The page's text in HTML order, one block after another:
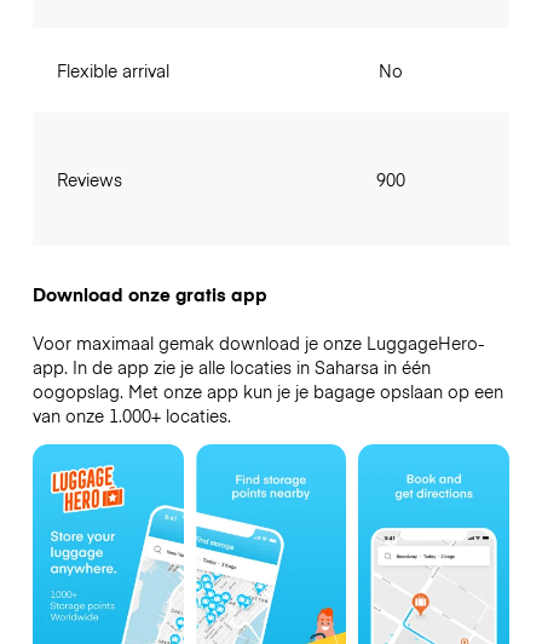
Flexible arrival
Reviews
No
900
Download onze gratis app
Voor maximaal gemak download je onze LuggageHero-
app. In de app zie je alle locaties in Saharsa in één
oogopslag. Met onze app kun je je bagage opslaan op een
van onze 1.000+ locaties.